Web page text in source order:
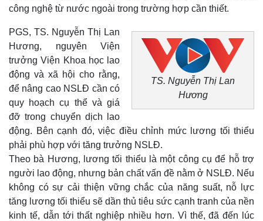
Kinh tế
Bất động sản
Khởi nghiệp
Thị trường
Giá vàng
Tiêu dùng
Tỷ giá
Chứng khoán
Giá cà phê
công nghệ từ nước ngoài trong trường hợp cần thiết.
TS. Nguyễn Thị Lan
Hương
PGS, TS. Nguyễn Thị Lan
Hương, nguyên Viện
trưởng Viện Khoa học lao
động và xã hội cho rằng,
để nâng cao NSLĐ cần có
quy hoạch cụ thể và giá
đỡ trong chuyển dịch lao
động. Bên cạnh đó, việc điều chỉnh mức lương tối thiểu
phải phù hợp với tăng trưởng NSLĐ.
Theo bà Hương, lương tối thiểu là một công cụ để hỗ trợ
người lao động, nhưng bản chất vấn đề nằm ở NSLĐ. Nếu
không có sự cải thiện vững chắc của năng suất, nỗ lực
tăng lương tối thiểu sẽ dần thủ tiêu sức cạnh tranh của nền
kinh tế, dẫn tới thất nghiệp nhiều hơn. Vì thế, đã đến lúc